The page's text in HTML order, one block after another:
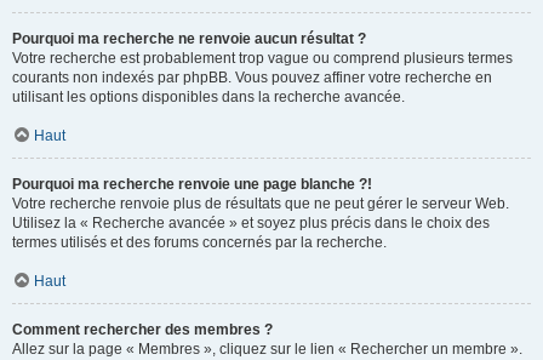
Pourquoi ma recherche ne renvoie aucun résultat ?
Votre recherche est probablement trop vague ou comprend plusieurs termes
courants non indexés par phpBB. Vous pouvez affiner votre recherche en
utilisant les options disponibles dans la recherche avancée.
Haut
Pourquoi ma recherche renvoie une page blanche ?!
Votre recherche renvoie plus de résultats que ne peut gérer le serveur Web.
Utilisez la « Recherche avancée » et soyez plus précis dans le choix des
termes utilisés et des forums concernés par la recherche.
Haut
Comment rechercher des membres ?
Allez sur la page « Membres », cliquez sur le lien « Rechercher un membre ».